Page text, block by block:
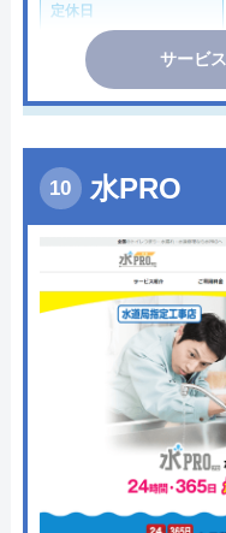
定休日
サービ
水PRO